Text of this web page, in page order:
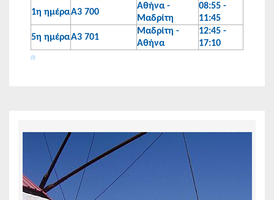
1η ημέραΑ3 700
Αθήνα -
Μαδρίτη
08:55 -
11:45
5η ημέραΑ3 701
Μαδρίτη -
Αθήνα
12:45 -
17:10
(I)